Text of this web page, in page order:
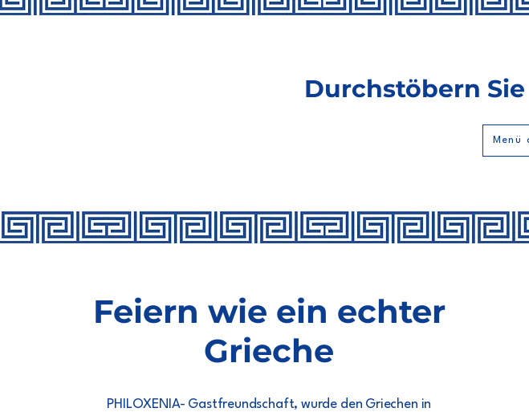
Durchstöbern
Menü
Feiern wie ein echter
Grieche
PHILOXENIA- Gastfreundschaft, wurde den Griechen in